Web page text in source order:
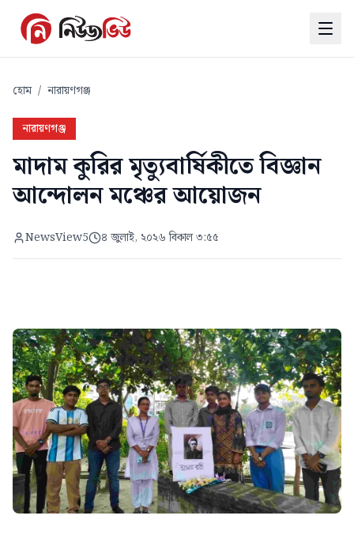
হোম / নারায়ণগঞ্জ
নারায়ণগঞ্জ
মাদাম কুরির মৃত্যুবার্ষিকীতে বিজ্ঞান
আন্দোলন মঞ্চের আয়োজন
NewsView5 ৪ জুলাই, ২০২৬ বিকাল ৩:৫৫